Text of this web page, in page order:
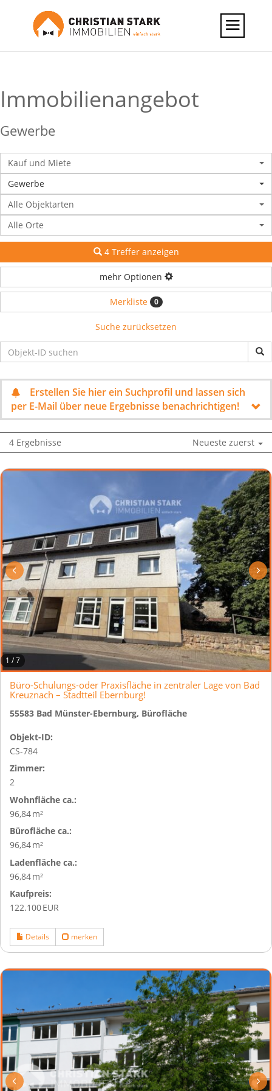
Immobilien­angebot
Gewerbe
Kauf und Miete
Gewerbe
Alle Objektarten
Alle Orte
4 Treffer anzeigen
mehr Optionen
Merkliste 0
Suche zurücksetzen
Erstellen Sie hier ein Suchprofil und lassen sich
per E-Mail über neue Ergebnisse benachrichtigen!
4 Ergebnisse Neueste zuerst
1 /7
Büro-Schulungs-oder Praxisfläche in zentraler Lage von Bad
Kreuznach – Stadtteil Ebernburg!
55583 Bad Münster-Ebernburg, Bürofläche
Objekt-ID:
CS-784
Zimmer:
2
Wohnfläche ca.:
96,84 m²
Bürofläche ca.:
96,84 m²
Ladenfläche ca.:
96,84 m²
Kaufpreis:
122.100 EUR
Details merken